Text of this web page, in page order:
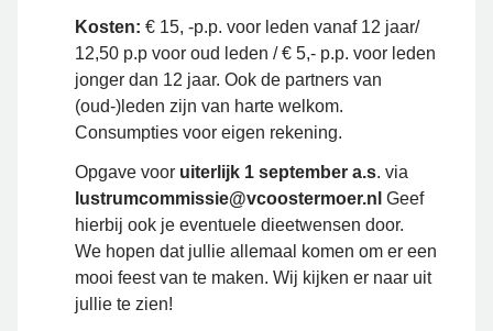
Kosten: € 15, -p.p. voor leden vanaf 12 jaar/
12,50 p.p voor oud leden / € 5,- p.p. voor leden
jonger dan 12 jaar. Ook de partners van
(oud-)leden zijn van harte welkom.
Consumpties voor eigen rekening.
Opgave voor uiterlijk 1 september a.s. via
lustrumcommissie@vcoostermoer.nl Geef
hierbij ook je eventuele dieetwensen door.
We hopen dat jullie allemaal komen om er een
mooi feest van te maken. Wij kijken er naar uit
jullie te zien!